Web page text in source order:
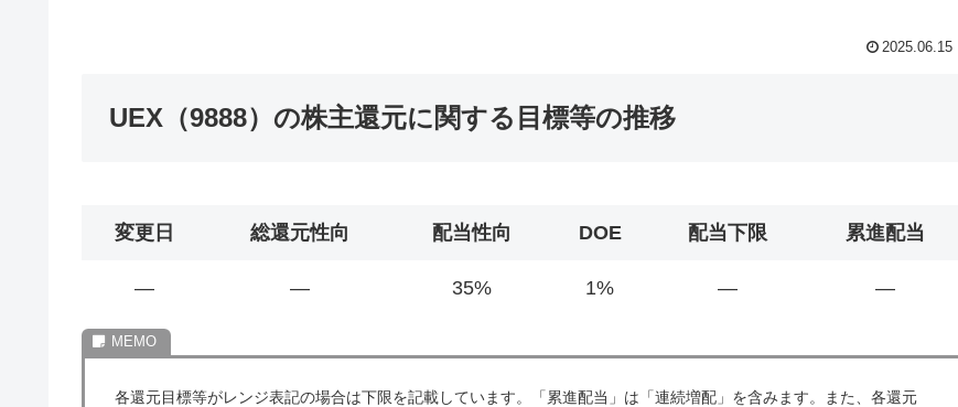
2025.06.15
UEX（9888）の株主還元に関する目標等の推移
変更日 総還元性向 配当性向 DOE 配当下限 累進配当
― ― 35% 1% ― ―
各還元目標等がレンジ表記の場合は下限を記載しています。「累進配当」は「連続増配」を含みます。また、各還元